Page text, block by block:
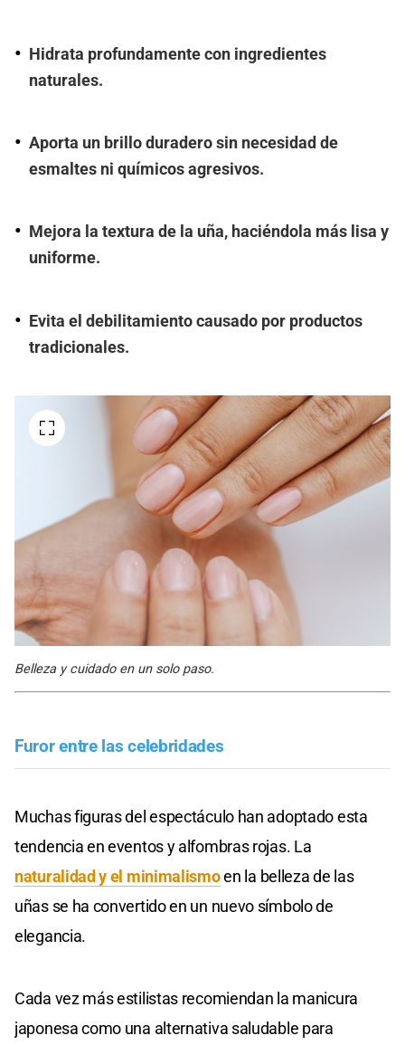
Hidrata profundamente con ingredientes
naturales.
Aporta un brillo duradero sin necesidad de
esmaltes ni químicos agresivos.
Mejora la textura de la uña, haciéndola más lisa y
uniforme.
Evita el debilitamiento causado por productos
tradicionales.
Belleza y cuidado en un solo paso.
Furor entre las celebridades
Muchas figuras del espectáculo han adoptado esta
tendencia en eventos y alfombras rojas. La
naturalidad y el minimalismoen la belleza de las
uñas se ha convertido en un nuevo símbolo de
elegancia.
Cada vez más estilistas recomiendan la manicura
japonesa como una alternativa saludable para